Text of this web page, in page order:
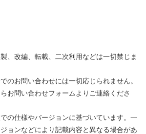
、改編、転載、二次利用などは一切禁じま
のお問い合わせには一切応じられません。
お問い合わせフォームよりご連絡くださ
の仕様やバージョンに基づいています。一
ョンなどにより記載内容と異なる場合があ